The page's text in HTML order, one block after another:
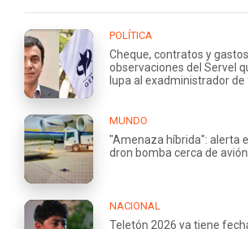
POLÍTICA
Cheque, contratos y
observaciones del Servel
lupa al exadministrador de
MUNDO
"Amenaza híbrida": alerta
dron bomba cerca de
NACIONAL
Teletón 2026 ya tiene